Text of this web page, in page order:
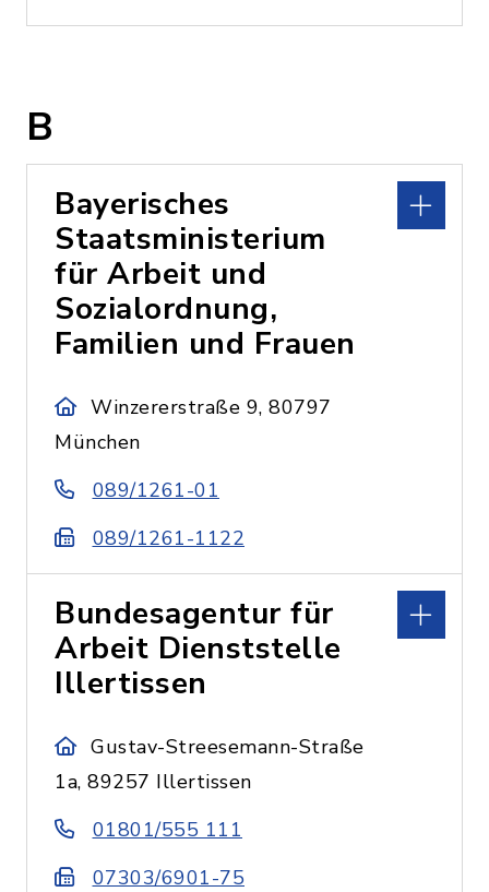
B
Bayerisches
Staatsministerium
für Arbeit und
Sozialordnung,
Familien und Frauen
Winzererstraße 9, 80797
München
089/1261-01
089/1261-1122
Bundesagentur für
Arbeit Dienststelle
Illertissen
Gustav-Streesemann-Straße
1a, 89257 Illertissen
01801/555 111
07303/6901-75